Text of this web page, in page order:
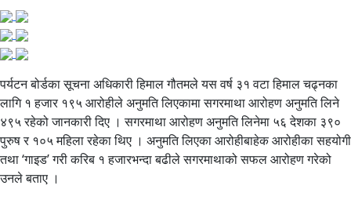
पर्यटन बोर्डका सूचना अधिकारी हिमाल गौतमले यस वर्ष ३१ वटा हिमाल चढ्नका
लागि १ हजार १९५ आरोहीले अनुमति लिएकामा सगरमाथा आरोहण अनुमति लिने
४९५ रहेको जानकारी दिए । सगरमाथा आरोहण अनुमति लिनेमा ५६ देशका ३९०
पुरुष र १०५ महिला रहेका थिए । अनुमति लिएका आरोहीबाहेक आरोहीका सहयोगी
तथा ‘गाइड’ गरी करिब १ हजारभन्दा बढीले सगरमाथाको सफल आरोहण गरेको
उनले बताए ।